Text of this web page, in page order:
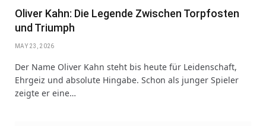
Oliver Kahn: Die Legende Zwischen Torpfosten
und Triumph
MAY 23, 2026
Der Name Oliver Kahn steht bis heute für Leidenschaft,
Ehrgeiz und absolute Hingabe. Schon als junger Spieler
zeigte er eine…